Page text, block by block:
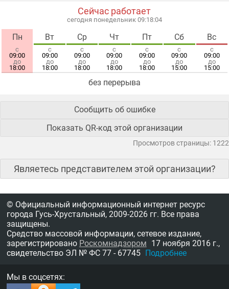
Сейчас работает
сегодня понедельник 09:18:05
Пн
с
09:00
до
18:00
Вт
с
09:00
до
18:00
Ср
с
09:00
до
18:00
Чт
с
09:00
до
18:00
Пт
с
09:00
до
18:00
Сб
с
09:00
до
15:00
Вс
с
09:00
до
15:00
без перерыва
Сообщить об ошибке
Показать QR-код этой организации
Просмотров страницы: 1222
Являетесь представителем этой организации?
© Официальный информационный интернет ресурс
города Гусь-Хрустальный, 2009-2026 гг. Все права
защищены.
Средство массовой информации, сетевое издание,
зарегистрировано Роскомнадзором 17 ноября 2016 г.,
свидетельство ЭЛ № ФС 77 - 67745 Подробнее
Мы в соцсетях: